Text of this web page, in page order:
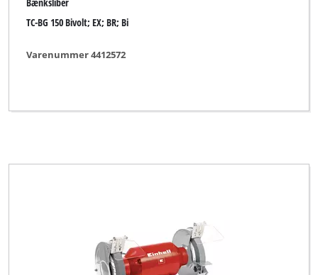
TC-BG 150 Bivolt; EX; BR; Bi
Varenummer 4412572